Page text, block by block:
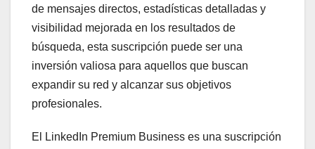
de mensajes directos, estadísticas detalladas y
visibilidad mejorada en los resultados de
búsqueda, esta suscripción puede ser una
inversión valiosa para aquellos que buscan
expandir su red y alcanzar sus objetivos
profesionales.
El LinkedIn Premium Business es una suscripción